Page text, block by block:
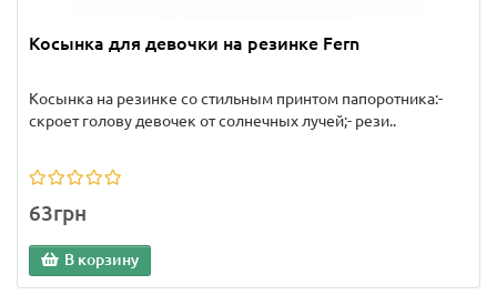
Косынка для девочки на резинке Fern
Косынка на резинке со стильным принтом папоротника:-
скроет голову девочек от солнечных лучей;- рези..
63грн
В корзину